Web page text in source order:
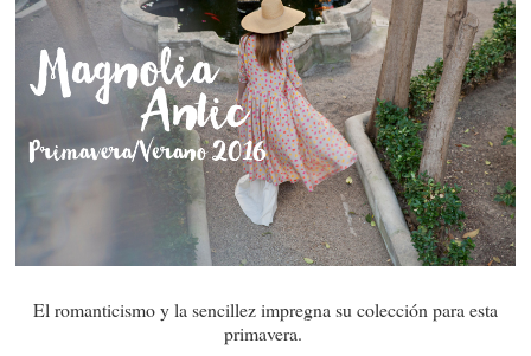
El romanticismo y la sencillez impregna su colección para esta
primavera.